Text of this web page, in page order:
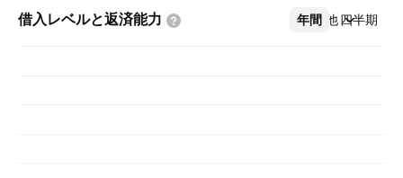
借入レベルと返済能力 年間 四半期
その他